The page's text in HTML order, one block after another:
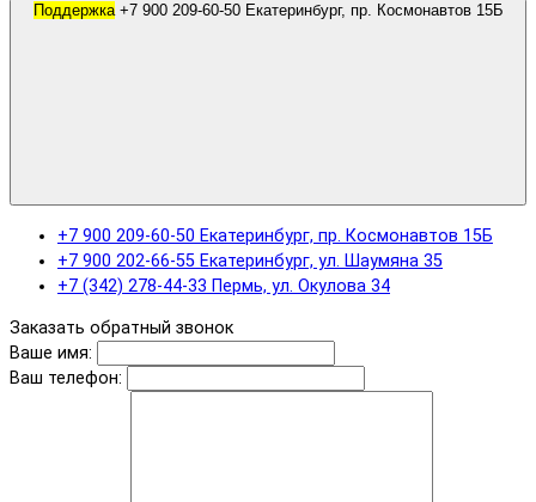
Поддержка
+7 900 209-60-50 Екатеринбург, пр. Космонавтов 15Б
+7 900 202-66-55 Екатеринбург, ул. Шаумяна 35
+7 (342) 278-44-33 Пермь, ул. Окулова 34
Заказать обратный звонок
Ваше имя:
Ваш телефон: